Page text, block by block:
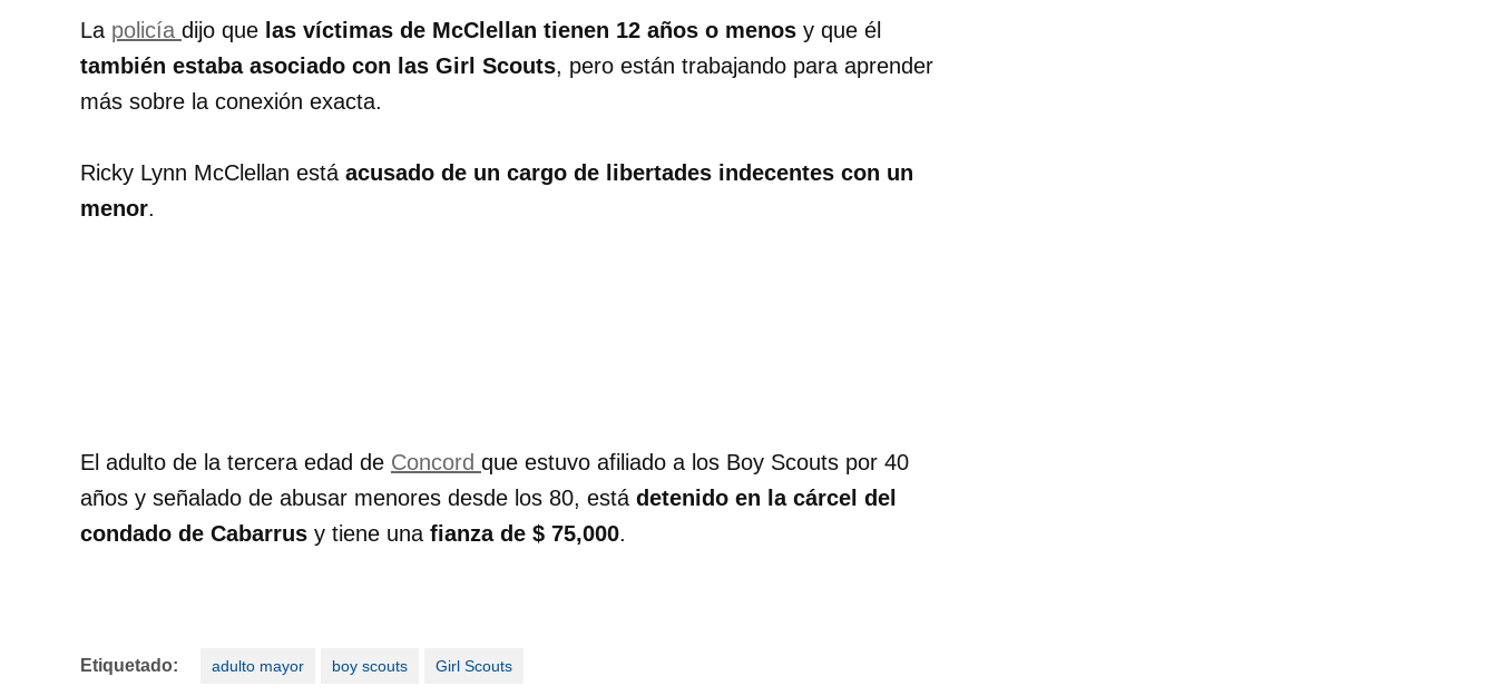
La policía dijo que las víctimas de McClellan tienen 12 años o menos y que él
también estaba asociado con las Girl Scouts, pero están trabajando para aprender
más sobre la conexión exacta.
Ricky Lynn McClellan está acusado de un cargo de libertades indecentes con un
menor.
El adulto de la tercera edad de Concord que estuvo afiliado a los Boy Scouts por 40
años y señalado de abusar menores desde los 80, está detenido en la cárcel del
condado de Cabarrus y tiene una fianza de $ 75,000.
Etiquetado: adulto mayor boy scouts Girl Scouts